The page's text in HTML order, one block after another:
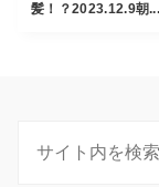
髪！？2023.12.9朝...